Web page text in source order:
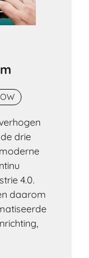
drie
4.0.
daarom